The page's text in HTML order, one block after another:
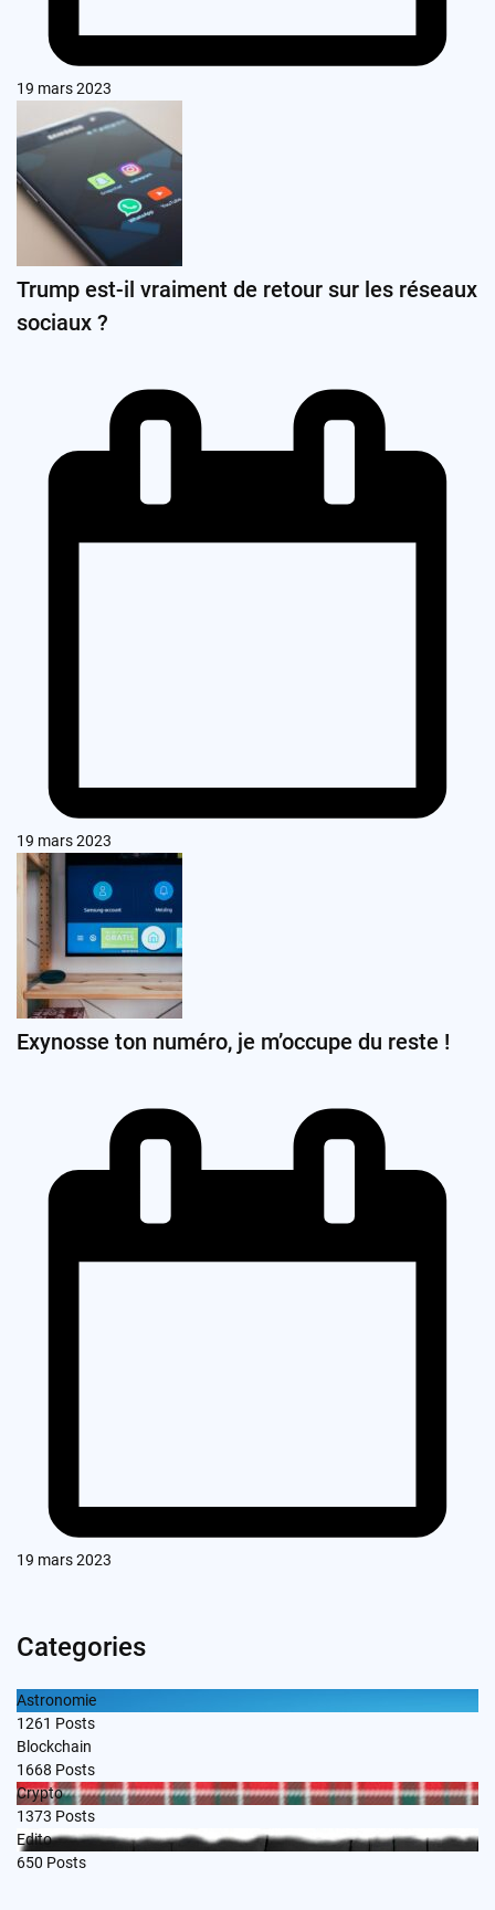
19 mars 2023
Trump est-il vraiment de retour sur les réseaux
sociaux ?
19 mars 2023
Exynosse ton numéro, je m’occupe du reste !
19 mars 2023
Categories
Astronomie
1261 Posts
Blockchain
1668 Posts
Crypto
1373 Posts
Edito
650 Posts